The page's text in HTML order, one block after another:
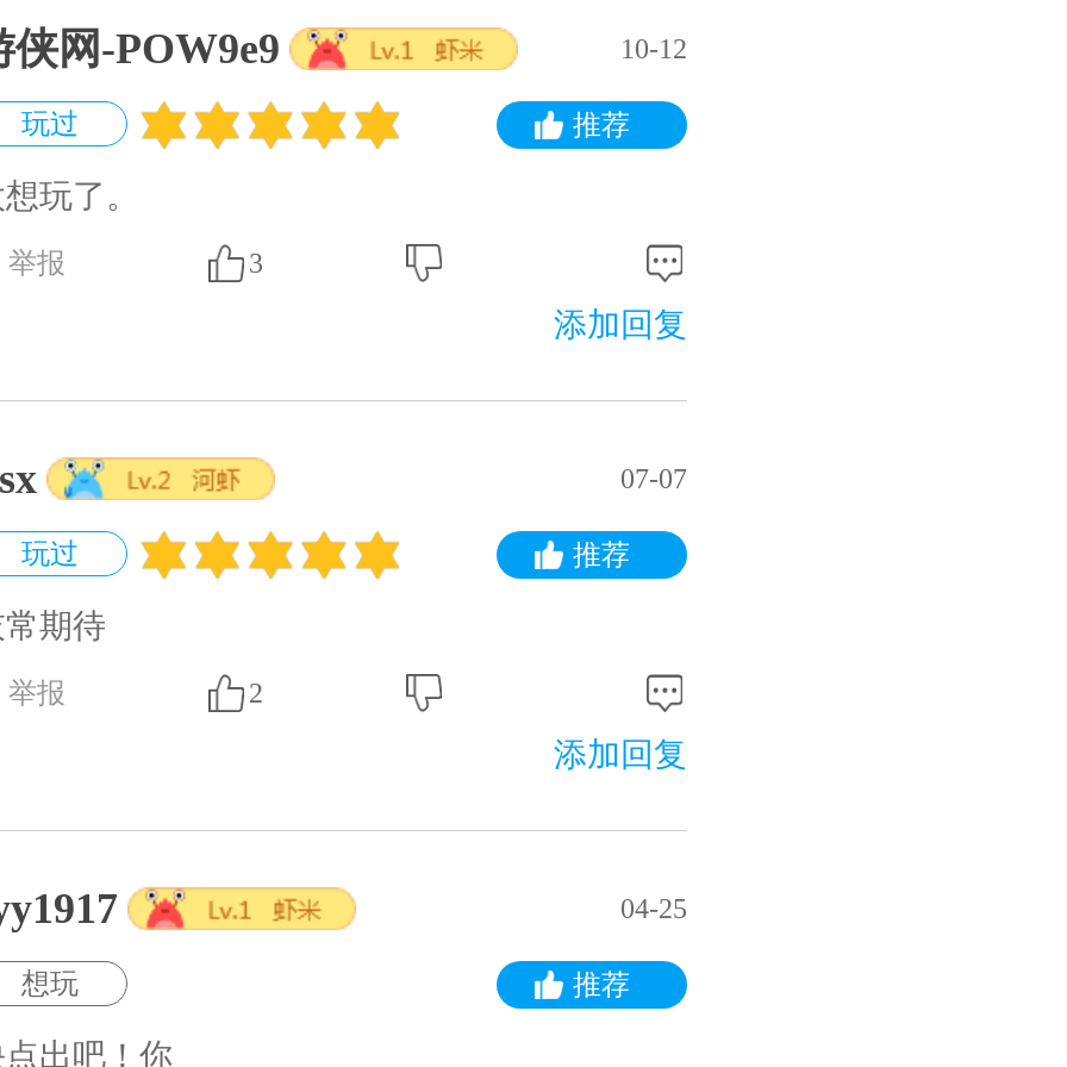
侠网-POW9e9 10-12
玩过 推荐
玩了。
举报 3
添加回复
07-07
玩过 推荐
期待
举报 2
添加回复
04-25
想玩 推荐
出吧！你